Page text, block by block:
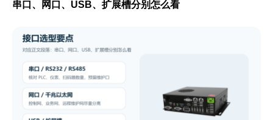
串口、网口、USB、扩展槽分别怎么看